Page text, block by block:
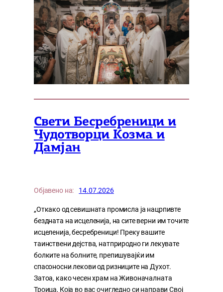
Свети Бесребреници и
Чудотворци Козма и
Дамјан
Објавено на: 14.07.2026
„Откако од севишната промисла ја нацрпивте
бездната на исцеленија, на сите верни им точите
исцеленија, бесребреници! Преку вашите
таинствени дејства, натприродно ги лекувате
болките на болните, препишувајќи им
спасоносни лекови од ризниците на Духот.
Затоа, како чесен храм на Живоначалната
Троица, Која во вас очигледно си направи Свој